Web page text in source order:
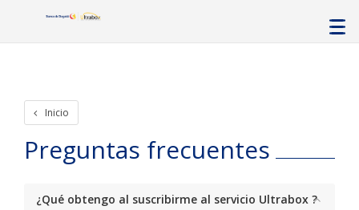
Inicio
Preguntas frecuentes
¿Qué obtengo al suscribirme al servicio Ultrabox ?